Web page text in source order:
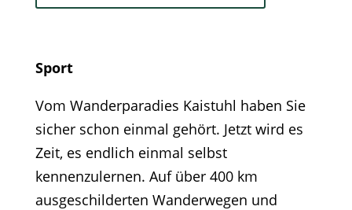
Sport
Vom Wanderparadies Kaistuhl haben Sie
sicher schon einmal gehört. Jetzt wird es
Zeit, es endlich einmal selbst
kennenzulernen. Auf über 400 km
ausgeschilderten Wanderwegen und